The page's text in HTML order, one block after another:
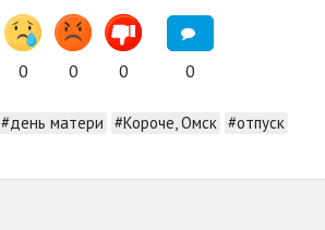
0 0 0 0
#день матери #Короче, Омск #отпуск